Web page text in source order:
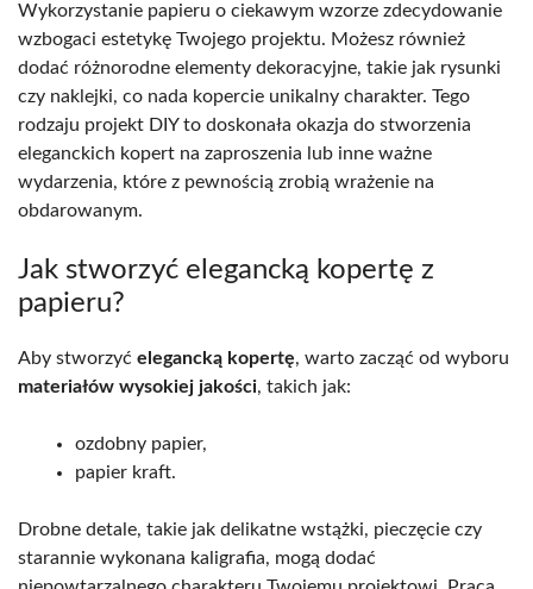
Wykorzystanie papieru o ciekawym wzorze zdecydowanie
wzbogaci estetykę Twojego projektu. Możesz również
dodać różnorodne elementy dekoracyjne, takie jak rysunki
czy naklejki, co nada kopercie unikalny charakter. Tego
rodzaju projekt DIY to doskonała okazja do stworzenia
eleganckich kopert na zaproszenia lub inne ważne
wydarzenia, które z pewnością zrobią wrażenie na
obdarowanym.
Jak stworzyć elegancką kopertę z
papieru?
Aby stworzyć elegancką kopertę, warto zacząć od wyboru
materiałów wysokiej jakości, takich jak:
ozdobny papier,
papier kraft.
Drobne detale, takie jak delikatne wstążki, pieczęcie czy
starannie wykonana kaligrafia, mogą dodać